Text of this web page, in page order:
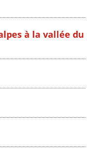
à la vallée du